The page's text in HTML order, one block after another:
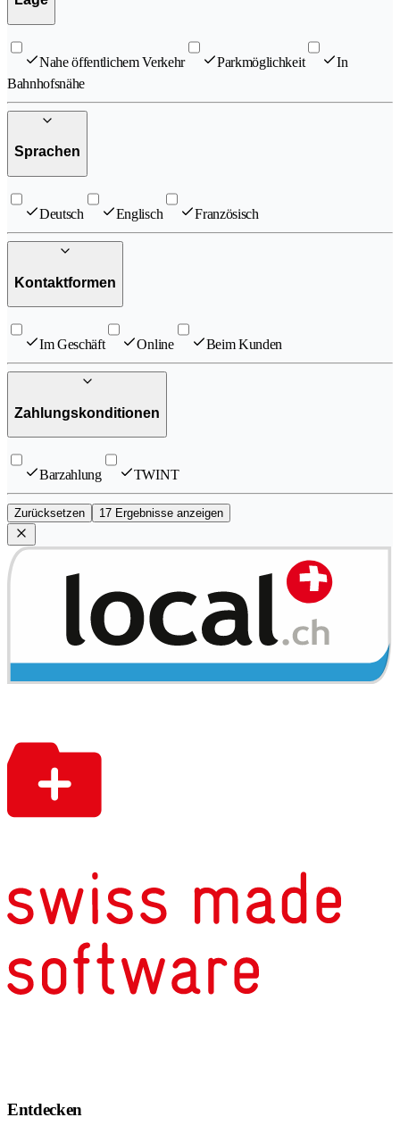
Nahe öffentlichem Verkehr Parkmöglichkeit
In
Bahnhofsnähe
Sprachen
Deutsch Englisch Französisch
Kontaktformen
Im Geschäft Online Beim Kunden
Zahlungskonditionen
Barzahlung TWINT
Zurücksetzen 17 Ergebnisse anzeigen
Entdecken